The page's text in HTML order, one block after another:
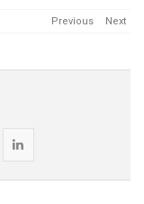
Previous Next